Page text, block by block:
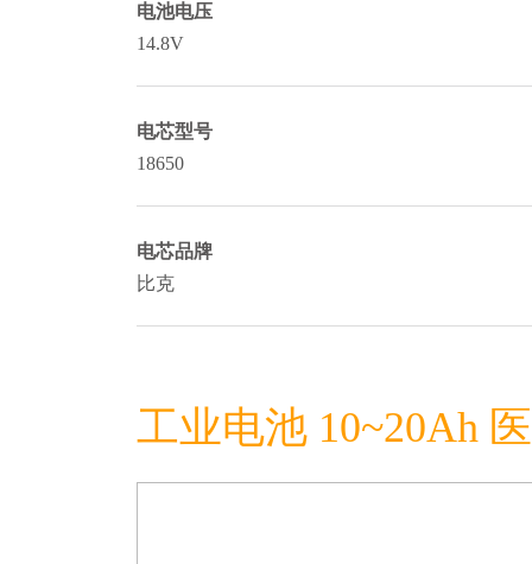
电池电压
14.8V
电芯型号
18650
电芯品牌
比克
工业电池 10~20Ah